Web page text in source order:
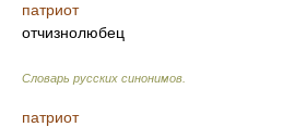
патриот
отчизнолюбец
Словарь русских синонимов
патриот